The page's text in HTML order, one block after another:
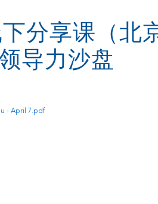
分享课（北
导力沙盘
- April 7.pdf